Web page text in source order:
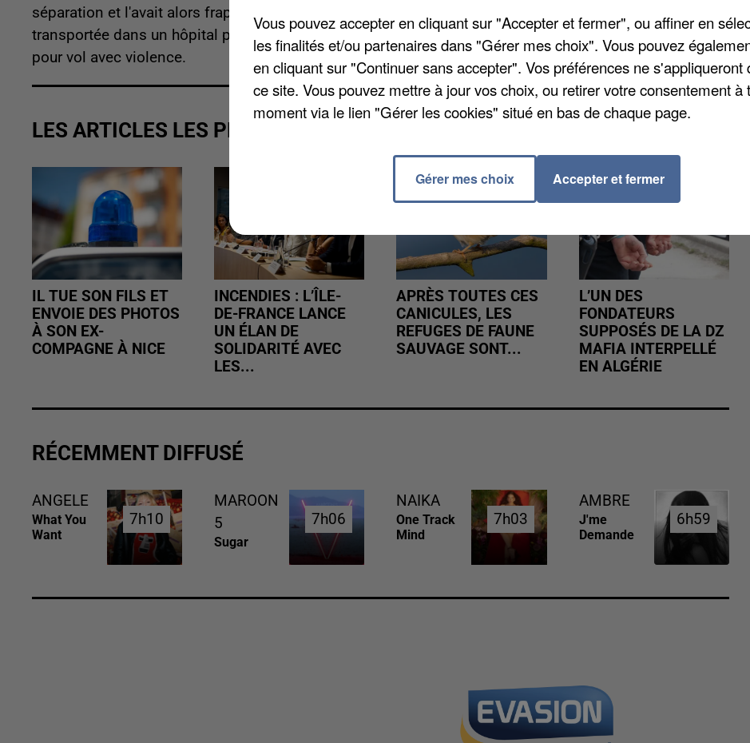
séparation et l'avait alors frappé à la tête, dans le parloir, rapporte
transportée dans un hôpital parisien par hélicoptère. L'homme purge actuellement une peine de 7 ans
pour vol avec violence.
LES ARTICLES LES PLUS VUS
IL TUE SON FILS ET
ENVOIE DES PHOTOS
À SON EX-
COMPAGNE À NICE
INCENDIES : L’ÎLE-
DE-FRANCE LANCE
UN ÉLAN DE
SOLIDARITÉ AVEC
LES...
APRÈS TOUTES CES
CANICULES, LES
REFUGES DE FAUNE
SAUVAGE SONT...
L’UN DES
FONDATEURS
SUPPOSÉS DE LA DZ
MAFIA INTERPELLÉ
EN ALGÉRIE
RÉCEMMENT DIFFUSÉ
ANGELE
What You
Want
7h10
7h10
MAROON
5
Sugar
7h06
7h06
NAIKA
One Track
Mind
7h03
7h03
AMBRE
J'me
Demande
6h59
6h59
Vous pouvez accepter en cliquant sur "Accepter et fermer", ou affiner en
les finalités et/ou partenaires dans "Gérer mes choix". Vous pouvez
en cliquant sur "Continuer sans accepter". Vos préférences ne s'appliqueront
ce site. Vous pouvez mettre à jour vos choix, ou retirer votre consentement à
moment via le lien "Gérer les cookies" situé en bas de chaque page.
Gérer mes choix Accepter et fermer